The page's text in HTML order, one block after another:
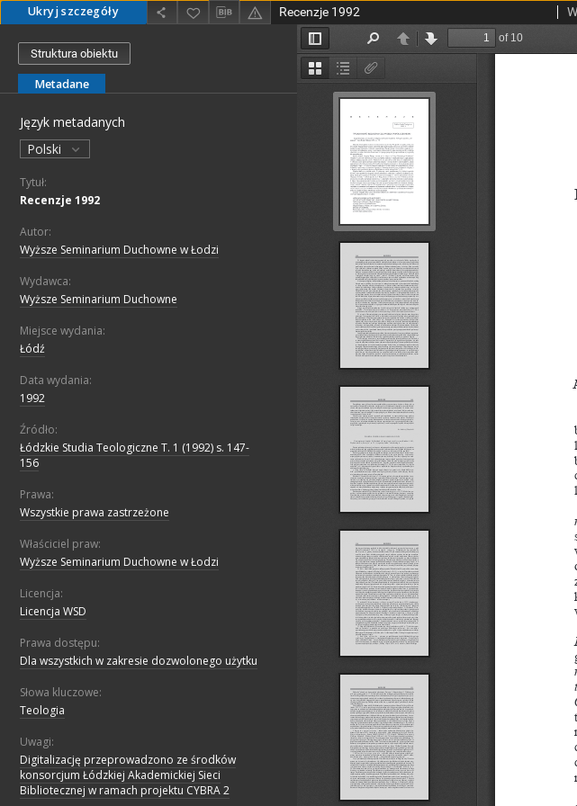
Ukryj szczegóły Recenzje 1992
Struktura obiektu
Metadane
Język metadanych
Polski
Tytuł:
Recenzje 1992
Autor:
Wyższe Seminarium Duchowne w Łodzi
Wydawca:
Wyższe Seminarium Duchowne
Miejsce wydania:
Łódź
Data wydania:
1992
Źródło:
Łódzkie Studia Teologiczne T. 1 (1992) s. 147-
156
Prawa:
Wszystkie prawa zastrzeżone
Właściciel praw:
Wyższe Seminarium Duchowne w Łodzi
Licencja:
Licencja WSD
Prawa dostępu:
Dla wszystkich w zakresie dozwolonego użytku
Słowa kluczowe:
Teologia
Uwagi:
Digitalizację przeprowadzono ze środków
konsorcjum Łódzkiej Akademickiej Sieci
Bibliotecznej w ramach projektu CYBRA 2